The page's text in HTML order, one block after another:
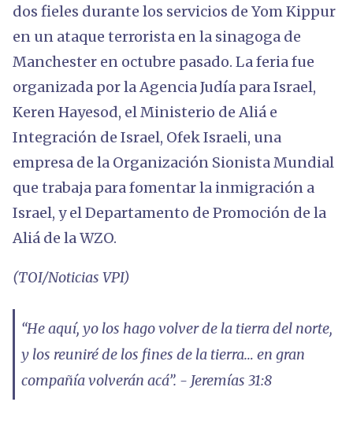
dos fieles durante los servicios de Yom Kippur
en un ataque terrorista en la sinagoga de
Manchester en octubre pasado. La feria fue
organizada por la Agencia Judía para Israel,
Keren Hayesod, el Ministerio de Aliá e
Integración de Israel, Ofek Israeli, una
empresa de la Organización Sionista Mundial
que trabaja para fomentar la inmigración a
Israel, y el Departamento de Promoción de la
Aliá de la WZO.
(TOI/Noticias VPI)
“He aquí, yo los hago volver de la tierra del norte,
y los reuniré de los fines de la tierra… en gran
compañía volverán acá”. - Jeremías 31:8